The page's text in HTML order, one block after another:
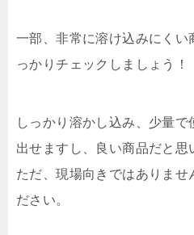
一部、非常に溶け込みにくい
っかりチェックしましょう！
しっかり溶かし込み、少量
出せますし、良い商品だと思
ただ、現場向きではありませ
ださい。